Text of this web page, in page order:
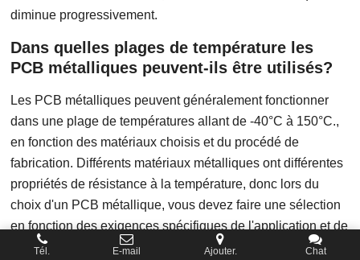
diminue progressivement.
Dans quelles plages de température les
PCB métalliques peuvent-ils être utilisés?
Les PCB métalliques peuvent généralement fonctionner
dans une plage de températures allant de -40°C à 150°C.,
en fonction des matériaux choisis et du procédé de
fabrication. Différents matériaux métalliques ont différentes
propriétés de résistance à la température, donc lors du
choix d'un PCB métallique, vous devez faire une sélection
en fonction des exigences spécifiques de l'application et de
l'environnement de travail.
Tél. E-mail Ajouter. Chat